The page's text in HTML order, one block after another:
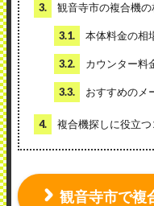
3. 観音寺市の複合機の
3.1. 本体料金の相
3.2. カウンター料
3.3. おすすめのメ
4. 複合機探しに役立
観音寺市で複